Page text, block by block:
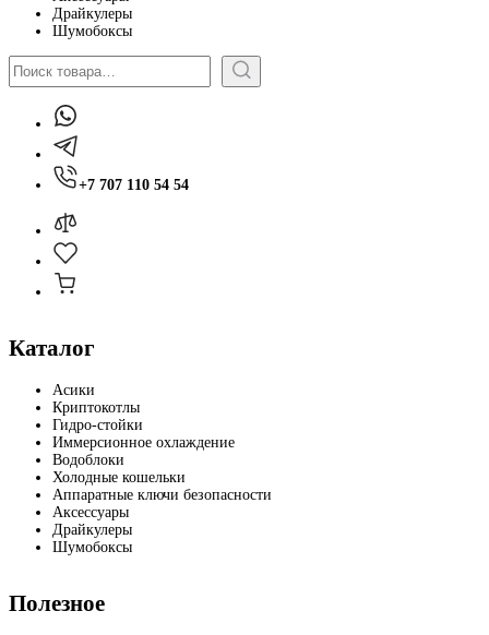
Драйкулеры
Шумобоксы
Поиск
+7 707 110 54 54
Каталог
Асики
Криптокотлы
Гидро-стойки
Иммерсионное охлаждение
Водоблоки
Холодные кошельки
Аппаратные ключи безопасности
Аксессуары
Драйкулеры
Шумобоксы
Полезное